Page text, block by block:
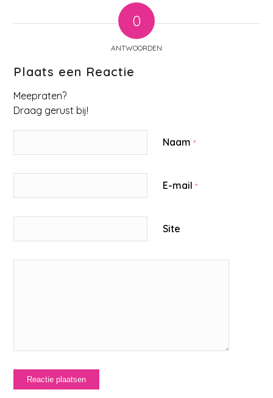
0
ANTWOORDEN
Plaats een Reactie
Meepraten?
Draag gerust bij!
Naam*
E-mail*
Site